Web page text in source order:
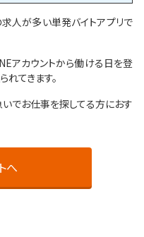
人が多い単発バイトアプリで
アカウントから働ける日を登
てきます。
でお仕事を探してる方におす
へ